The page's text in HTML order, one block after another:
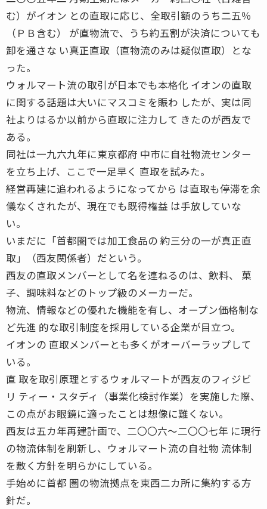
む）がイオン との直取に応じ、全取引額のうち二五％
（ＰＢ含む） が直物流で、うち約五割が決済についても
卸を通さな い真正直取（直物流のみは疑似直取）とな
った。
ウォルマート流の取引が日本でも本格化 イオンの直取
に関する話題は大いにマスコミを賑わ したが、実は同
社よりはるか以前から直取に注力して きたのが西友で
ある。
同社は一九六九年に東京都府 中市に自社物流センター
を立ち上げ、ここで一足早く 直取を試みた。
経営再建に追われるようになってから は直取も停滞を余
儀なくされたが、現在でも既得権益 は手放していな
い。
いまだに「首都圏では加工食品の 約三分の一が真正直
取」（西友関係者）だという。
西友の直取メンバーとして名を連ねるのは、飲料、 菓
子、調味料などのトップ級のメーカーだ。
物流、情報などの優れた機能を有し、オープン価格制な
ど先進 的な取引制度を採用している企業が目立つ。
イオンの 直取メンバーとも多くがオーバーラップして
いる。
直 取を取引原理とするウォルマートが西友のフィジビ
リ ティー・スタディ（事業化検討作業）を実施した際、
この点がお眼鏡に適ったことは想像に難くない。
西友は五カ年再建計画で、二〇〇六〜二〇〇七年 に現行
の物流体制を刷新し、ウォルマート流の自社物 流体制
を敷く方針を明らかにしている。
手始めに首都 圏の物流拠点を東西二カ所に集約する方
針だ。